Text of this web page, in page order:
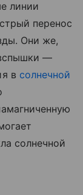
линии
перенос
Они же,
—
в солнечной
солнечной